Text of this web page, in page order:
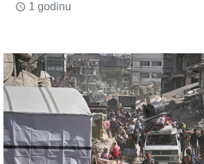
access_time 1 godinu